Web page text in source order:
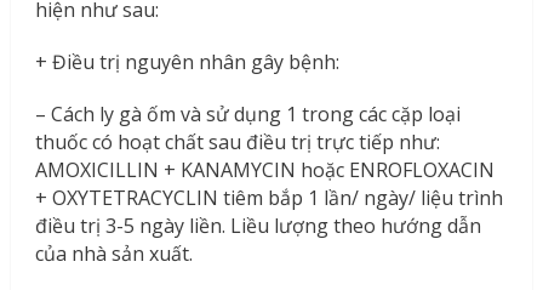
hiện như sau:
+ Điều trị nguyên nhân gây bệnh:
– Cách ly gà ốm và sử dụng 1 trong các cặp loại
thuốc có hoạt chất sau điều trị trực tiếp như:
AMOXICILLIN + KANAMYCIN hoặc ENROFLOXACIN
+ OXYTETRACYCLIN tiêm bắp 1 lần/ ngày/ liệu trình
điều trị 3-5 ngày liền. Liều lượng theo hướng dẫn
của nhà sản xuất.